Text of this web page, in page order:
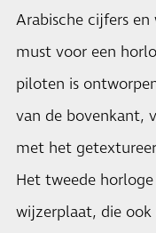
Arabische cijfers
must voor een
piloten is
van de bovenkant,
met het
Het tweede
wijzerplaat, die ook